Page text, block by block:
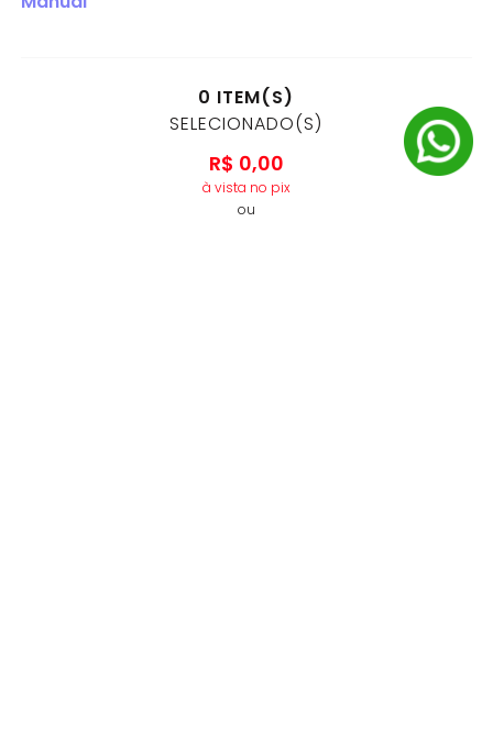
0 ITEM(S)
SELECIONADO(S)
R$ 0,00
à vista no pix
ou